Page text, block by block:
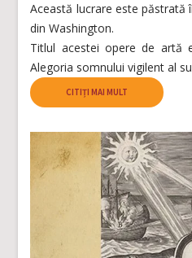
Această lucrare este păstrată
din Washington.
Titlul acestei opere de artă
Alegoria somnului vigilent al
CITIȚI MAI MULT